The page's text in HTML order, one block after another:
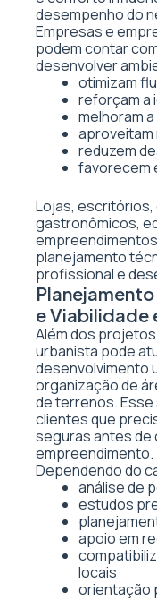
desempenho do
Empresas e
podem contar
desenvolver
otimizam
reforçam a
melhoram
aproveitam
reduzem
favorecem
Lojas,
gastronômicos,
planejamento
profissional e
e Viabilidade
Além dos
urbanista pode
desenvolvimento
organização de
de terrenos.
clientes que
seguras antes de
empreendimento.
Dependendo do
análise de
estudos
apoio em
locais
orientação